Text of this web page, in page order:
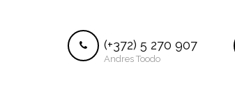
(+372) 5 270 907
Andres Toodo